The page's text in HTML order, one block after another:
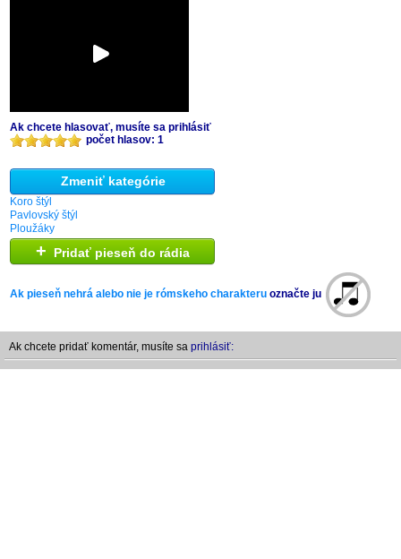
Ak chcete hlasovať, musíte sa prihlásiť
počet hlasov: 1
Zmeniť kategórie
Koro štýl
Pavlovský štýl
Ploužáky
+ Pridať pieseň do rádia
Ak pieseň nehrá alebo nie je rómskeho charakteru označte ju
Ak chcete pridať komentár, musíte sa prihlásiť: